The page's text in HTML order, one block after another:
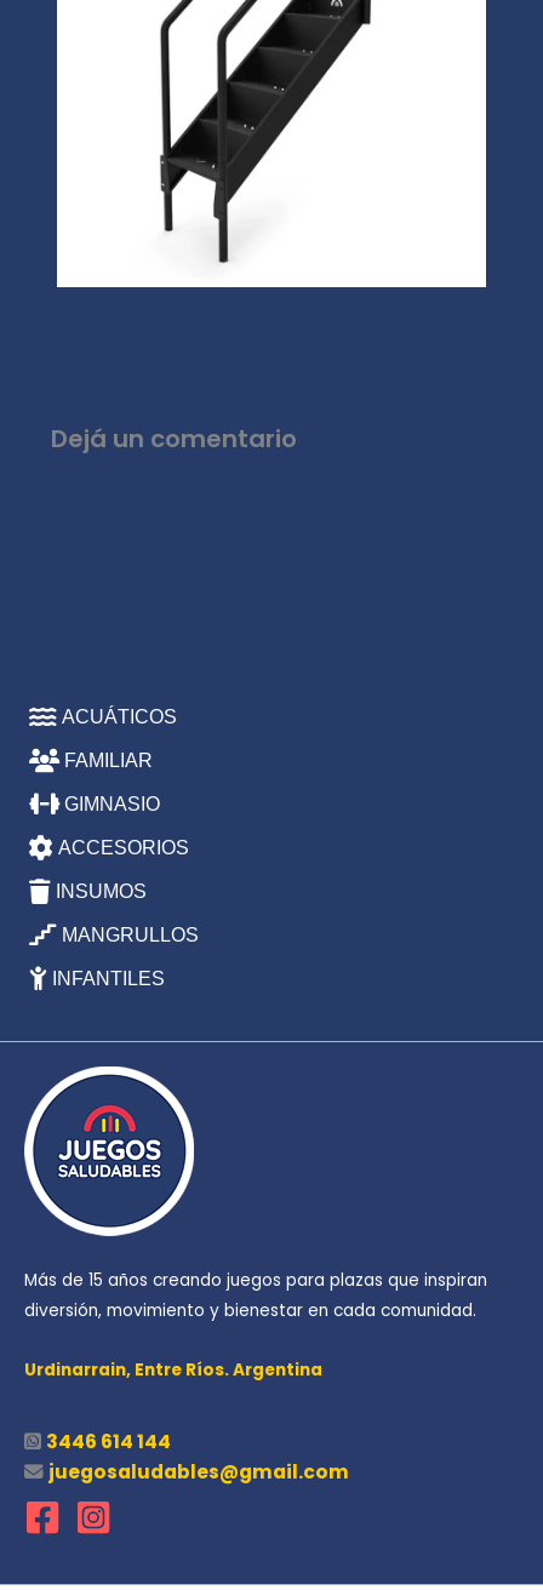
Dejá un comentario
ACUÁTICOS
FAMILIAR
GIMNASIO
ACCESORIOS
INSUMOS
MANGRULLOS
INFANTILES
Más de 15 años creando juegos para plazas que inspiran
diversión, movimiento y bienestar en cada comunidad.
Urdinarrain, Entre Ríos. Argentina
3446 614 144
juegosaludables@gmail.com